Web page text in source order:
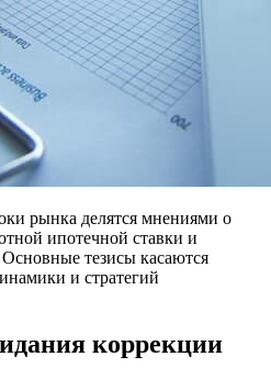
рынка делятся мнениями о
ипотечной ставки и
тезисы касаются
и стратегий
коррекции